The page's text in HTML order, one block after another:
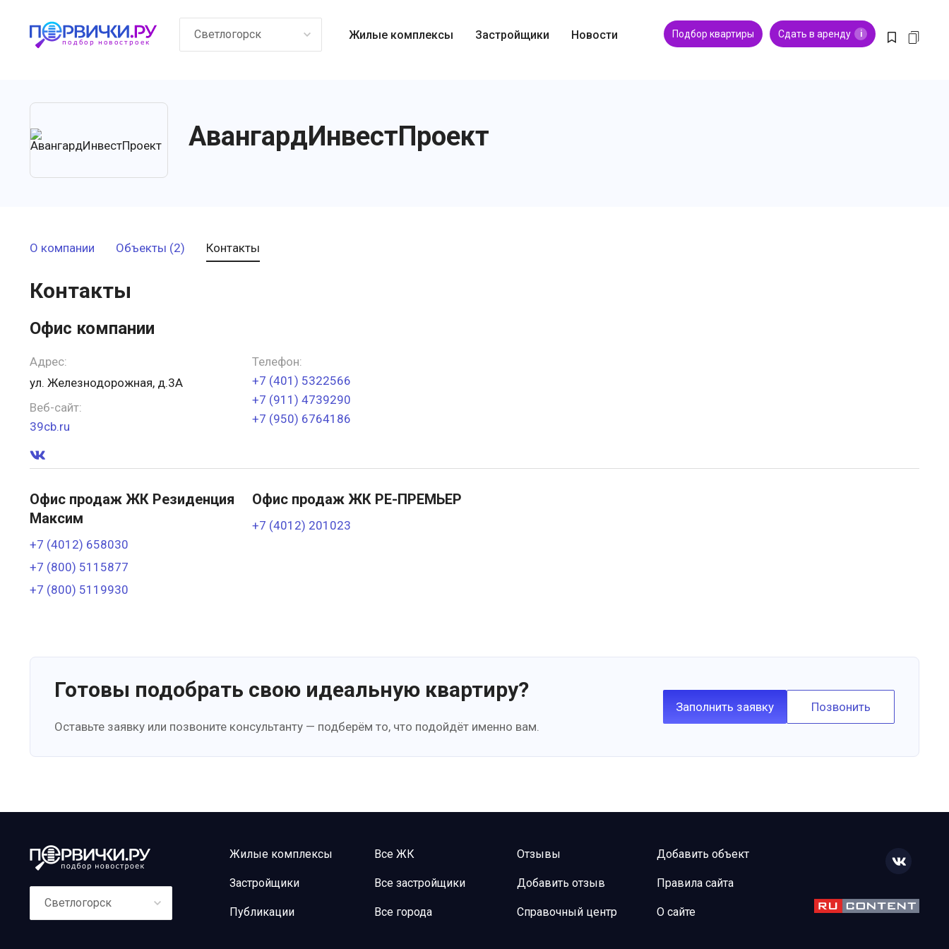
Светлогорск Жилые комплексы Застройщики Новости Подбор квартиры Сдать в аренду i
АвангардИнвестПроект
О компании Объекты (2) Контакты
Контакты
Офис компании
Адрес:
ул. Железнодорожная, д.3А
Веб-сайт:
39cb.ru
Телефон:
+7 (401) 5322566
+7 (911) 4739290
+7 (950) 6764186
Офис продаж ЖК Резиденция
Максим
+7 (4012) 658030
+7 (800) 5115877
+7 (800) 5119930
Офис продаж ЖК РЕ-ПРЕМЬЕР
+7 (4012) 201023
Готовы подобрать свою идеальную квартиру?
Оставьте заявку или позвоните консультанту — подберём то, что подойдёт именно вам.
Заполнить заявку Позвонить
Светлогорск
Жилые комплексы
Застройщики
Публикации
Все ЖК
Все застройщики
Все города
Отзывы
Добавить отзыв
Справочный центр
Добавить объект
Правила сайта
О сайте